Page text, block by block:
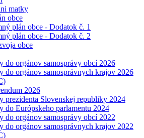
matky
obce
plán obce - Dodatok č. 1
plán obce - Dodatok č. 2
obce
do orgánov samosprávy obcí 2026
do orgánov samosprávnych krajov 2026
2026
prezidenta Slovenskej republiky 2024
do Európskeho parlamentu 2024
do orgánov samosprávy obcí 2022
do orgánov samosprávnych krajov 2022